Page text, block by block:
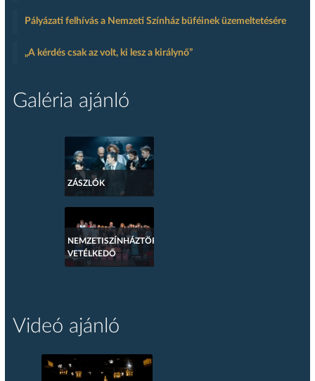
Pályázati felhívás a Nemzeti Színház büféinek üzemeltetésére
„A kérdés csak az volt, ki lesz a királynő”
Galéria ajánló
ZÁSZLÓK
NEMZETISZÍNHÁZTÖRTÉNETI
VETÉLKEDŐ
Videó ajánló